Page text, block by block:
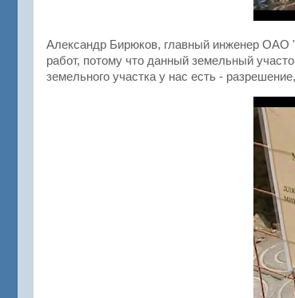
Александр Бирюков, главный инженер ОАО
работ, потому что данный земельный
земельного участка у нас есть -